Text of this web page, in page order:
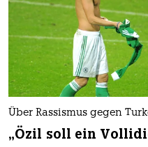
Über Rassismus gegen
„Özil soll ein